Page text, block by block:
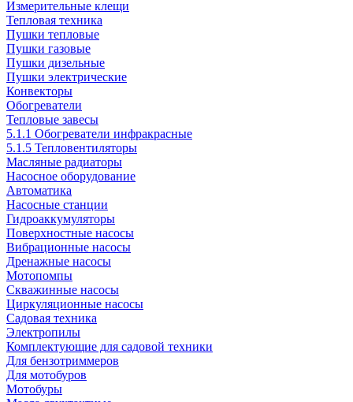
Измерительные клещи
Тепловая техника
Пушки тепловые
Пушки газовые
Пушки дизельные
Пушки электрические
Конвекторы
Обогреватели
Тепловые завесы
5.1.1 Обогреватели инфракрасные
5.1.5 Тепловентиляторы
Масляные радиаторы
Насосное оборудование
Автоматика
Насосные станции
Гидроаккумуляторы
Поверхностные насосы
Вибрационные насосы
Дренажные насосы
Мотопомпы
Скважинные насосы
Циркуляционные насосы
Садовая техника
Электропилы
Комплектующие для садовой техники
Для бензотриммеров
Для мотобуров
Мотобуры